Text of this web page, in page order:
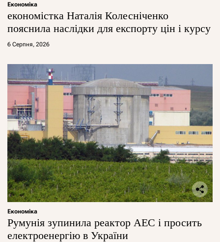
Економіка
економістка Наталія Колесніченко
пояснила наслідки для експорту цін і курсу
6 Серпня, 2026
Економіка
Румунія зупинила реактор АЕС і просить
електроенергію в України